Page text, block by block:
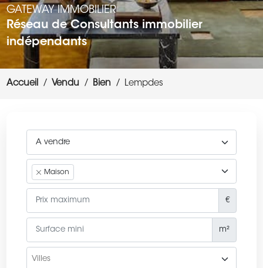
GATEWAY IMMOBILIER
Réseau de Consultants immobilier
indépendants
Accueil Vendu Bien Lempdes
Maison
€
m²